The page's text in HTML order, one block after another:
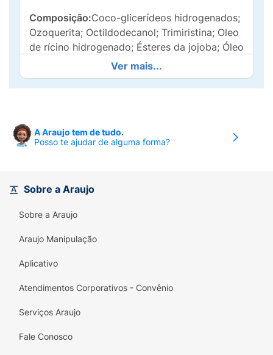
Composição:Coco-glicerídeos hidrogenados;
Ozoquerita; Octildodecanol; Trimiristina; Oleo
de rícino hidrogenado; Ésteres da jojoba; Óleo
de soja hidrogenado; Dióxido de silício;
Caprililglicol; Tetra-di-t-butil hidróxi-
hidrocinamato de pentaeritritila; Manteiga de
ferro amarelo; óxido de ferro vermelho.
Ver mais...
A Araujo tem de tudo.
Posso te ajudar de alguma forma?
Sobre a Araujo
Sobre a Araujo
Araujo Manipulação
Aplicativo
Atendimentos Corporativos - Convênio
Serviços Araujo
Fale Conosco